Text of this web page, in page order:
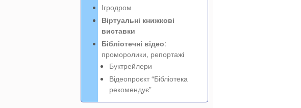
Ігродром
Віртуальні книжкові
виставки
Бібліотечні відео:
проморолики, репортажі
Буктрейлери
Відеопроєкт “Бібліотека
рекомендує”